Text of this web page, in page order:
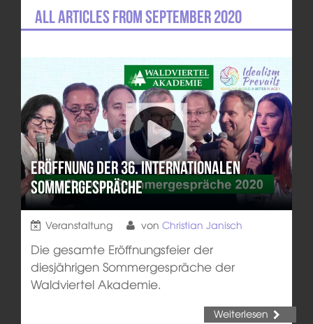
All articles from September 2020
Eröffnung der 36. Internationalen
Sommergespräche
Veranstaltung von Christian Janisch
Die gesamte Eröffnungsfeier der
diesjährigen Sommergespräche der
Waldviertel Akademie.
Weiterlesen